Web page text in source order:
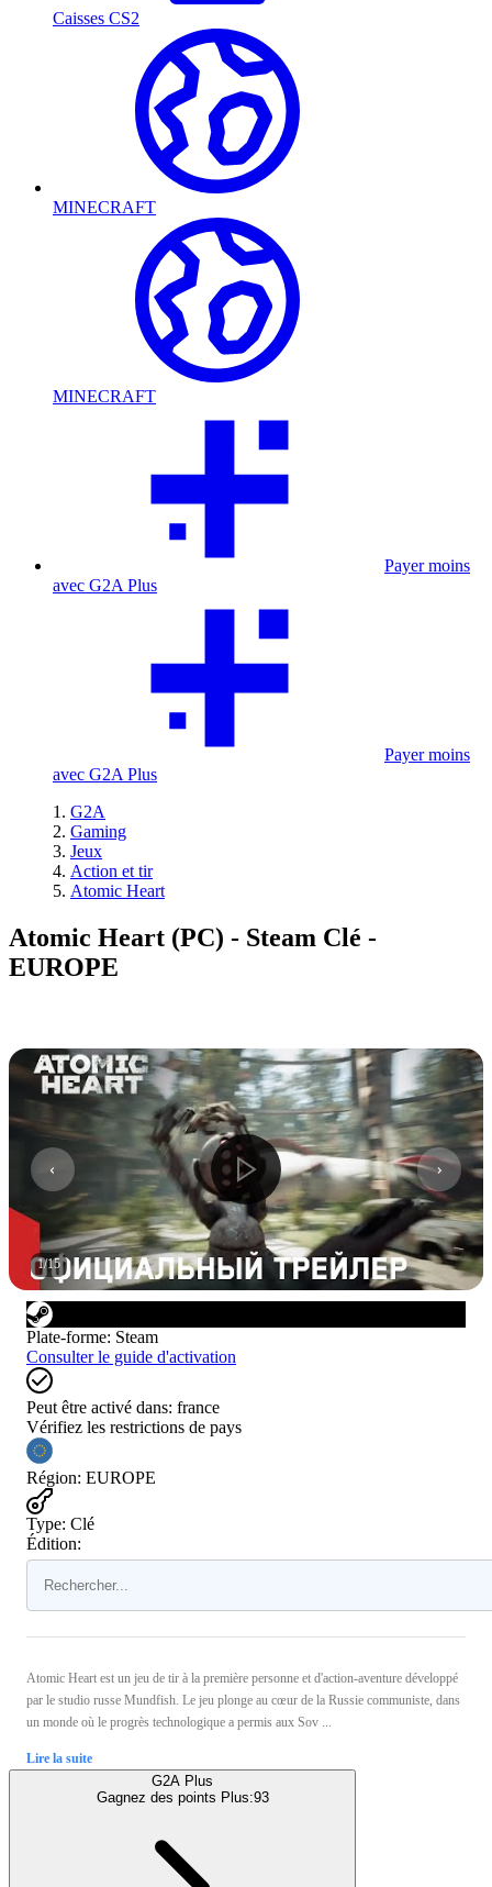
Caisses CS2
MINECRAFT
MINECRAFT
Payer moins
avec G2A Plus
Payer moins
avec G2A Plus
G2A
Gaming
Jeux
Action et tir
Atomic Heart
Atomic Heart (PC) - Steam Clé -
EUROPE
1/15
Plate-forme: Steam
Consulter le guide d'activation
Peut être activé dans: france
Vérifiez les restrictions de pays
Région: EUROPE
Type: Clé
Édition:
Atomic Heart est un jeu de tir à la première personne et d'action-aventure développé
par le studio russe Mundfish. Le jeu plonge au cœur de la Russie communiste, dans
un monde où le progrès technologique a permis aux Sov ...
Lire la suite
G2A Plus
Gagnez des points Plus:93